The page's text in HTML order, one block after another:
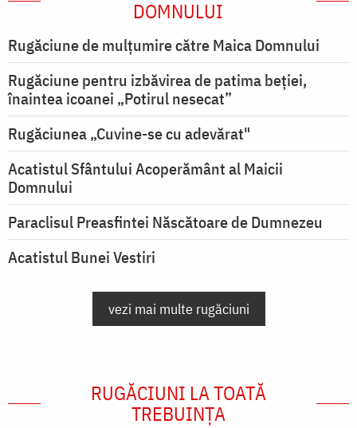
DOMNULUI
Rugăciune de mulţumire către Maica Domnului
Rugăciune pentru izbăvirea de patima beției,
înaintea icoanei „Potirul nesecat”
Rugăciunea „Cuvine-se cu adevărat"
Acatistul Sfântului Acoperământ al Maicii
Domnului
Paraclisul Preasfintei Născătoare de Dumnezeu
Acatistul Bunei Vestiri
vezi mai multe rugăciuni
RUGĂCIUNI LA TOATĂ
TREBUINȚA